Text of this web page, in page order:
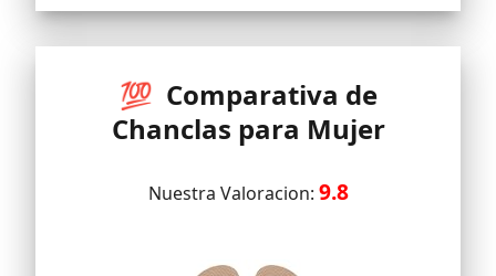
💯 Comparativa de
Chanclas para Mujer
Nuestra Valoracion: 9.8